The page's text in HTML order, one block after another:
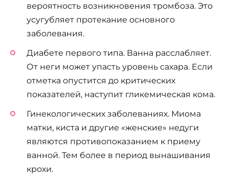
вероятность возникновения тромбоза. Это
усугубляет протекание основного
заболевания.
Диабете первого типа. Ванна расслабляет.
От неги может упасть уровень сахара. Если
отметка опустится до критических
показателей, наступит гликемическая кома.
Гинекологических заболеваниях. Миома
матки, киста и другие «женские» недуги
являются противопоказанием к приему
ванной. Тем более в период вынашивания
крохи.